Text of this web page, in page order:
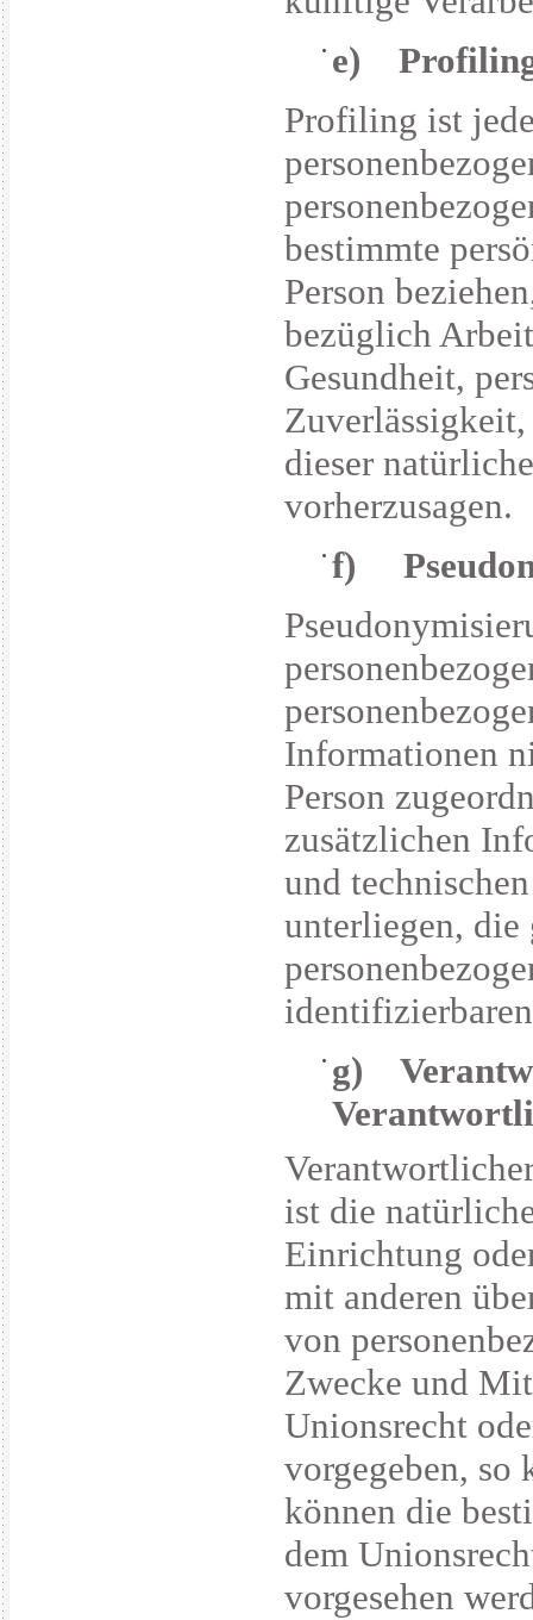
e)
Profiling ist
bestimmte
Person
bezüglich
Gesundheit,
dieser
vorherzusagen.
f)
Informationen
Person
zusätzlichen
und
unterliegen, die
g)
ist die
Einrichtung
mit anderen
von
Zwecke und
Unionsrecht
vorgegeben, so
können die
dem
vorgesehen